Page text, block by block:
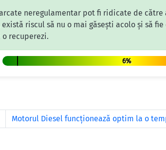
neregulamentar pot fi ridicate de
riscul să nu o mai găsești acolo și să
recuperezi.
6%
Motorul Diesel funcţionează optim la o